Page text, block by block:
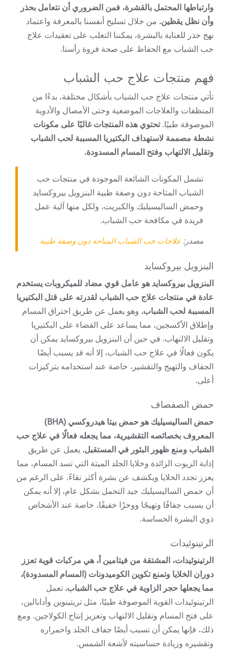
وارتباطها المحتمل بالقشرة، فمن الضروري أن نتعامل بحذر
وأن نظل يقظين. من خلال تسليح أنفسنا بالمعرفة واعتماد
نهج حذر للعناية بالبشرة، يمكننا التغلب على تعقيدات علاج
حب الشباب مع الحفاظ على صحة فروة رأسنا.
فهم منتجات علاج حب الشباب
تأتي منتجات علاج حب الشباب بأشكال مختلفة، بدءًا من
المنظفات والعلاجات الموضعية وحتى الأمصال والأدوية
الموصوفة طبيًا.تحتوي هذه المنتجات غالبًا على مكونات
نشطة مصممة لاستهداف البكتيريا المسببة لحب الشباب
وتقليل الالتهاب وفتح المسام المسدودة.
تشمل المكونات الشائعة الموجودة في منتجات حب
الشباب المتاحة دون وصفة طبية البنزويل بيروكسايد
وحمض الساليسيليك والكبريت، ولكل منها آلية عمل
فريدة في مكافحة حب الشباب.
مصدر: علاجات حب الشباب المتاحة دون وصفة طبية
البنزويل بيروكسايد
البنزويل بيروكسايد هو عامل قوي مضاد للميكروبات يستخدم
عادة في منتجات علاج حب الشباب لقدرته على قتل البكتيريا
المسببة لحب الشباب. وهو يعمل عن طريق اختراق المسام
وإطلاق الأكسجين، مما يساعد على القضاء على البكتيريا
وتقليل الالتهاب. في حين أن البنزويل بيروكسايد يمكن أن
يكون فعالًا في علاج حب الشباب، إلا أنه قد يسبب أيضًا
الجفاف والتهيج والتقشير، خاصة عند استخدامه بتركيزات
أعلى.
حمض الصفصاف
حمض الساليسيليك هو حمض بيتا هيدروكسي (BHA)
المعروف بخصائصه التقشيرية، مما يجعله فعالًا في علاج حب
الشباب ومنع ظهور البثور في المستقبل. يعمل عن طريق
إذابة الزيوت الزائدة وخلايا الجلد الميتة التي تسد المسام، مما
يعزز تجدد الخلايا ويكشف عن بشرة أكثر نقاءً. على الرغم من
أن حمض الساليسيليك جيد التحمل بشكل عام، إلا أنه يمكن
أن يسبب جفافًا وتهيجًا ووخزًا خفيفًا، خاصة عند الأشخاص
ذوي البشرة الحساسة.
الرتينوئيدات
الرتينوئيدات، المشتقة من فيتامين أ، هي مركبات قوية تعزز
دوران الخلايا وتمنع تكوين الكوميدونات (المسام المسدودة)،
مما يجعلها حجر الزاوية في علاج حب الشباب. تعمل
الرتينوئيدات القوية الموصوفة طبيًا، مثل تريتينوين وأدابالين،
على فتح المسام وتقليل الالتهاب وتعزيز إنتاج الكولاجين. ومع
ذلك، فإنها يمكن أن تسبب أيضًا جفاف الجلد واحمراره
وتقشيره وزيادة حساسيته لأشعة الشمس.